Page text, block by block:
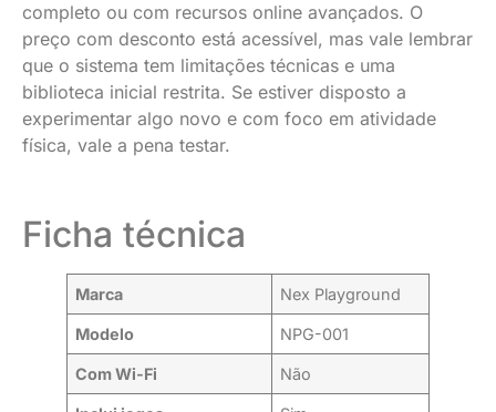
completo ou com recursos online avançados. O
preço com desconto está acessível, mas vale lembrar
que o sistema tem limitações técnicas e uma
biblioteca inicial restrita. Se estiver disposto a
experimentar algo novo e com foco em atividade
física, vale a pena testar.
Ficha técnica
Marca Nex Playground
Modelo NPG-001
Com Wi-Fi Não